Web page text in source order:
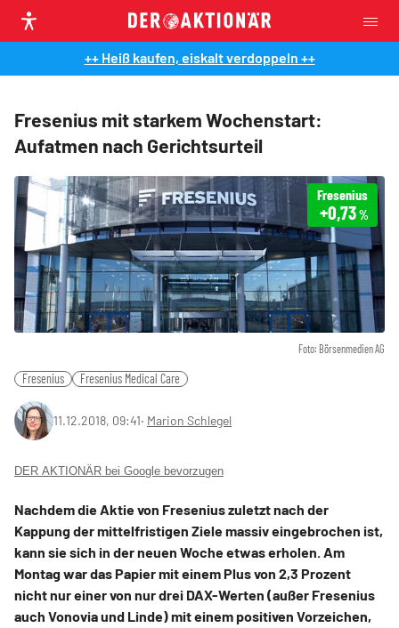
++ Heiß kaufen, eiskalt verdoppeln ++
Fresenius mit starkem Wochenstart:
Aufatmen nach Gerichtsurteil
Foto: Börsenmedien AG
Fresenius
+0,73%
Fresenius Fresenius Medical Care
11.12.2018, 09:41‧ Marion Schlegel
DER AKTIONÄR bei Google bevorzugen
Nachdem die Aktie von Fresenius zuletzt nach der
Kappung der mittelfristigen Ziele massiv eingebrochen ist,
kann sie sich in der neuen Woche etwas erholen. Am
Montag war das Papier mit einem Plus von 2,3 Prozent
nicht nur einer von nur drei DAX-Werten (außer Fresenius
auch Vonovia und Linde) mit einem positiven Vorzeichen,